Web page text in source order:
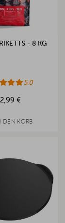
- 8 KG
5.0
€
DEN KORB